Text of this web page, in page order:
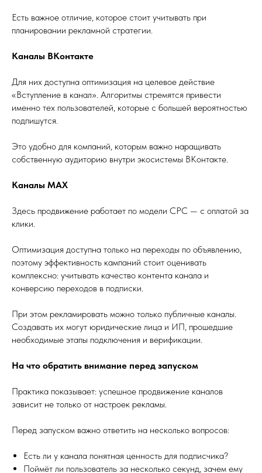
Есть важное отличие, которое стоит учитывать при
планировании рекламной стратегии.
Каналы ВКонтакте
Для них доступна оптимизация на целевое действие
«Вступление в канал». Алгоритмы стремятся привести
именно тех пользователей, которые с большей вероятностью
подпишутся.
Это удобно для компаний, которым важно наращивать
собственную аудиторию внутри экосистемы ВКонтакте.
Каналы MAX
Здесь продвижение работает по модели CPC — с оплатой за
клики.
Оптимизация доступна только на переходы по объявлению,
поэтому эффективность кампаний стоит оценивать
комплексно: учитывать качество контента канала и
конверсию переходов в подписки.
При этом рекламировать можно только публичные каналы.
Создавать их могут юридические лица и ИП, прошедшие
необходимые этапы подключения и верификации.
На что обратить внимание перед запуском
Практика показывает: успешное продвижение каналов
зависит не только от настроек рекламы.
Перед запуском важно ответить на несколько вопросов:
Есть ли у канала понятная ценность для подписчика?
Поймёт ли пользователь за несколько секунд, зачем ему